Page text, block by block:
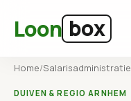
Loon box
Home/Salarisadministratie
DUIVEN & REGIO ARNHEM